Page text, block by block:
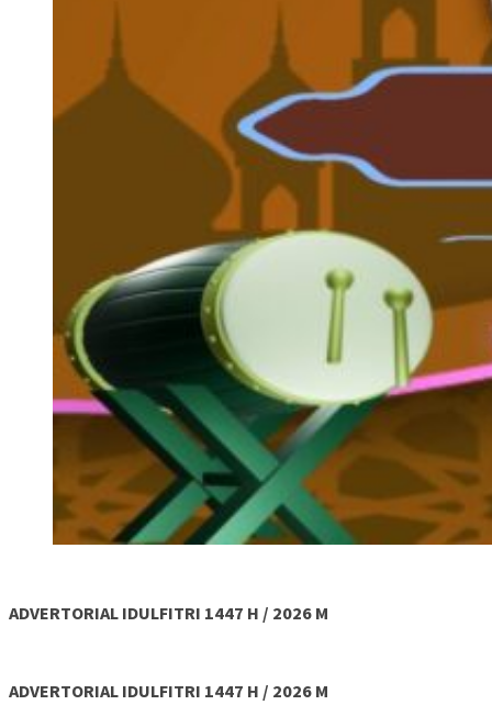
ADVERTORIAL IDULFITRI 1447 H / 2026 M
ADVERTORIAL IDULFITRI 1447 H / 2026 M